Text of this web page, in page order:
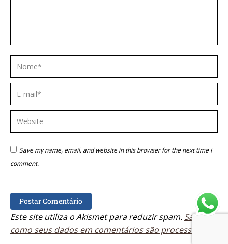
Nome *
E-mail *
Website
Save my name, email, and website in this browser for the next time I
comment.
Postar Comentário
Este site utiliza o Akismet para reduzir spam. Saiba
como seus dados em comentários são processados